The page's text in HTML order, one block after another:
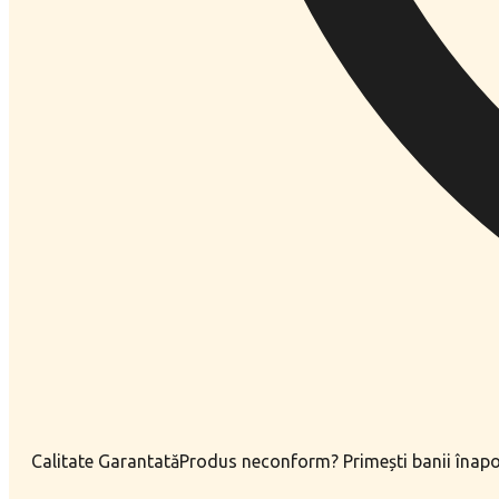
Calitate GarantatăProdus neconform? Primești banii